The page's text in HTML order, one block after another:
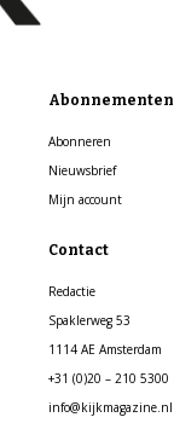
Abonnementen
Abonneren
Nieuwsbrief
Mijn account
Contact
Redactie
Spaklerweg 53
1114 AE Amsterdam
+31 (0)20 – 210 5300
info@kijkmagazine.nl